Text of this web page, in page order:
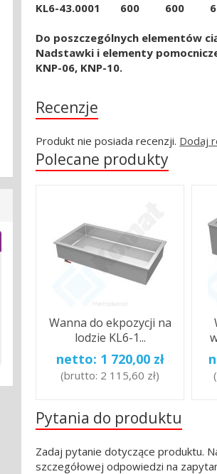
KL6-43.0001 600
Do poszczególnych elementów
Nadstawki i elementy pomocnicze
KNP-06, KNP-10.
Recenzje
Produkt nie posiada recenzji. Dodaj
Polecane produkty
Wanna do ekpozycji na
lodzie KL6-1...
netto: 1 720,00 zł
(brutto: 2 115,60 zł)
Pytania do produktu
Zadaj pytanie dotyczące produktu.
szczegółowej odpowiedzi na